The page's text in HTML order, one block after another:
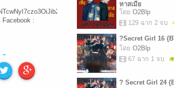
Facebook :
-
ทาสเมีย
โดย O2Blp
129 ฉาก 2 จบ
?Secret Girl 16
โดย O2Blp
67 ฉาก 1 จบ
? Secret Girl 24